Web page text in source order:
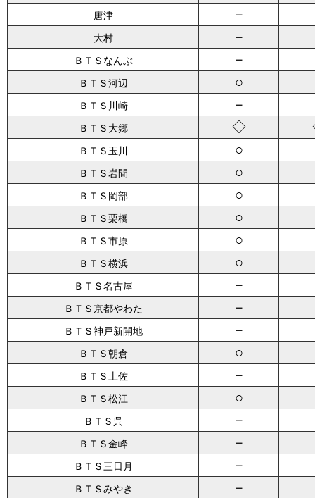
唐津 －
大村 －
ＢＴＳなんぶ －
ＢＴＳ河辺 ○
ＢＴＳ川崎 －
ＢＴＳ大郷 ◇
ＢＴＳ玉川 ○
ＢＴＳ岩間 ○
ＢＴＳ岡部 ○
ＢＴＳ栗橋 ○
ＢＴＳ市原 ○
ＢＴＳ横浜 ○
ＢＴＳ名古屋 －
ＢＴＳ京都やわた －
ＢＴＳ神戸新開地 －
ＢＴＳ朝倉 ○
ＢＴＳ土佐 －
ＢＴＳ松江 ○
ＢＴＳ呉 －
ＢＴＳ金峰 －
ＢＴＳ三日月 －
ＢＴＳみやき －